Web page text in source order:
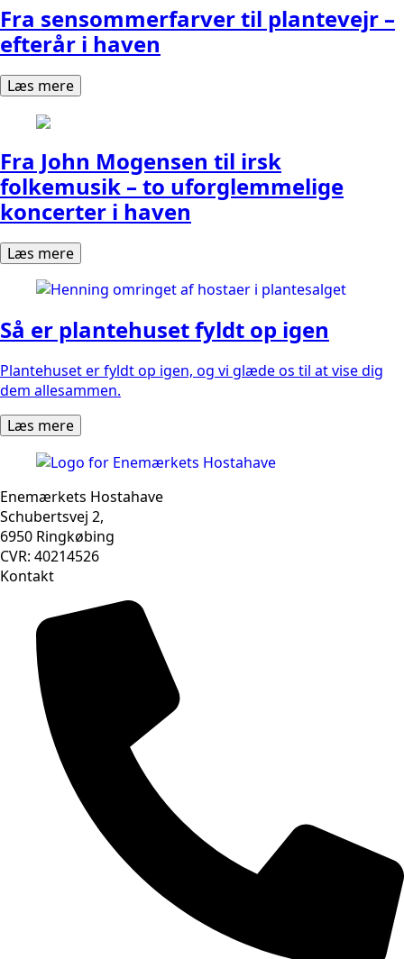
Fra sensommerfarver til plantevejr –
efterår i haven
Læs mere
Fra John Mogensen til irsk
folkemusik – to uforglemmelige
koncerter i haven
Læs mere
Så er plantehuset fyldt op igen
Plantehuset er fyldt op igen, og vi glæde os til at vise dig
dem allesammen.
Læs mere
Enemærkets Hostahave
Schubertsvej 2,
6950 Ringkøbing
CVR: 40214526
Kontakt